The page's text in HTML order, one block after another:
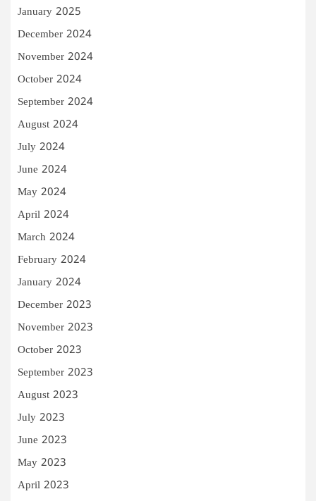
January 2025
December 2024
November 2024
October 2024
September 2024
August 2024
July 2024
June 2024
May 2024
April 2024
March 2024
February 2024
January 2024
December 2023
November 2023
October 2023
September 2023
August 2023
July 2023
June 2023
May 2023
April 2023